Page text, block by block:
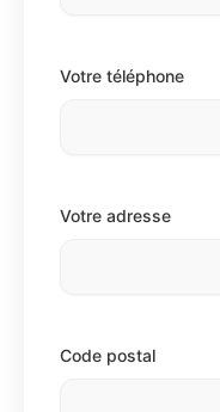
Votre téléphone
Votre adresse
Code postal